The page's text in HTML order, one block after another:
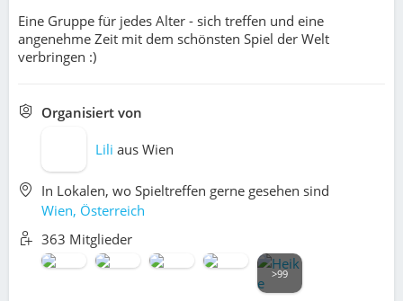
Eine Gruppe für jedes Alter - sich treffen und eine
angenehme Zeit mit dem schönsten Spiel der Welt
verbringen :)
Organisiert von
Lili aus Wien
In Lokalen, wo Spieltreffen gerne gesehen sind
Wien, Österreich
363 Mitglieder
>99